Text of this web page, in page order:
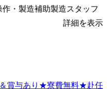
・製造補助製造スタッフ
詳細を表示